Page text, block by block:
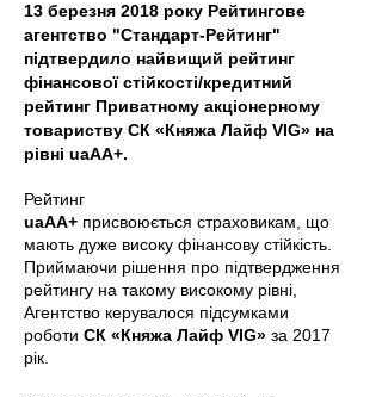
13 березня 2018 року Рейтингове
агентство "Стандарт-Рейтинг"
підтвердило найвищий рейтинг
фінансової стійкості/кредитний
рейтинг Приватному акціонерному
товариству СК «Княжа Лайф VIG» на
рівні uaAA+.
Рейтинг
uaAА+ присвоюється страховикам, що
мають дуже високу фінансову стійкість.
Приймаючи рішення про підтвердження
рейтингу на такому високому рівні,
Агентство керувалося підсумками
роботи СК «Княжа Лайф VIG» за 2017
рік.